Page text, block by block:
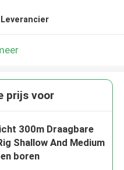
prijs voor
300m Draagbare
Shallow And Medium
boren